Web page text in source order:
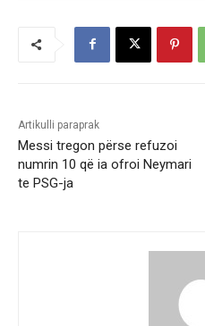
Artikulli paraprak
Messi tregon përse refuzoi
numrin 10 që ia ofroi Neymari
te PSG-ja